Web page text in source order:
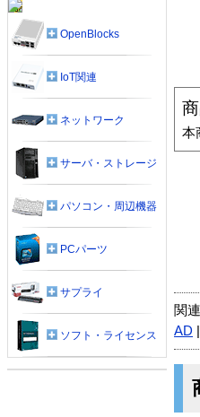
本
関
AD
OpenBlocks
IoT関連
ネットワーク
サーバ・ストレージ
パソコン・周辺機器
PCパーツ
サプライ
ソフト・ライセンス